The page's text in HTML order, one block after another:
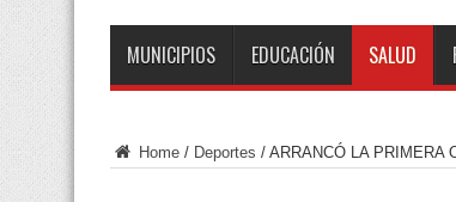
MUNICIPIOS EDUCACIÓN SALUD
Home / Deportes / ARRANCÓ LA PRIMERA